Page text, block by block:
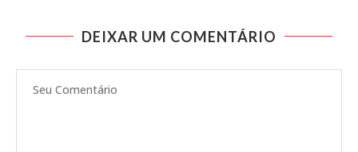
DEIXAR UM COMENTÁRIO